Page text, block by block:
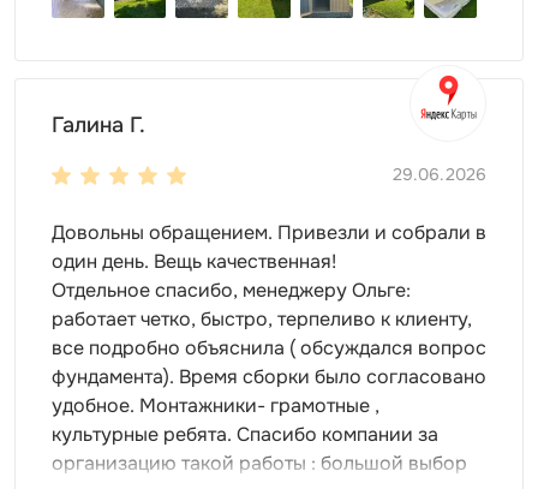
врезной замок для более долгой службы!
Галина Г.
29.06.2026
Довольны обращением. Привезли и собрали в
один день. Вещь качественная!
Отдельное спасибо, менеджеру Ольге:
работает четко, быстро, терпеливо к клиенту,
все подробно объяснила ( обсуждался вопрос
фундамента). Время сборки было согласовано
удобное. Монтажники- грамотные ,
культурные ребята. Спасибо компании за
организацию такой работы : большой выбор